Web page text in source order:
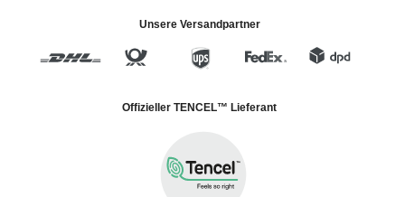
Unsere Versandpartner
Offizieller TENCEL™ Lieferant